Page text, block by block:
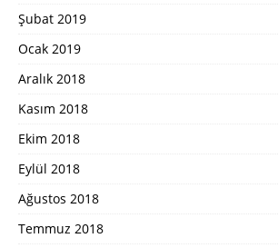
Şubat 2019
Ocak 2019
Aralık 2018
Kasım 2018
Ekim 2018
Eylül 2018
Ağustos 2018
Temmuz 2018